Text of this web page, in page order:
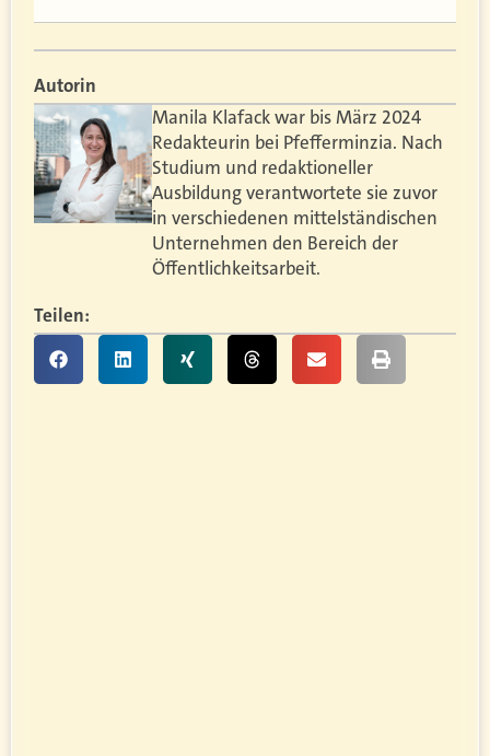
Autorin
Manila Klafack war bis März 2024
Redakteurin bei Pfefferminzia. Nach
Studium und redaktioneller
Ausbildung verantwortete sie zuvor
in verschiedenen mittelständischen
Unternehmen den Bereich der
Öffentlichkeitsarbeit.
Teilen: